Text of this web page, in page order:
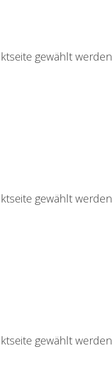
gewählt werden
gewählt werden
gewählt werden